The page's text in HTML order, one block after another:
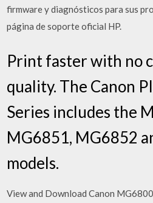
firmware y diagnósticos para sus
página de soporte oficial HP.
Print faster with no
quality. The Canon
Series includes the
MG6851, MG6852
models.
View and Download Canon